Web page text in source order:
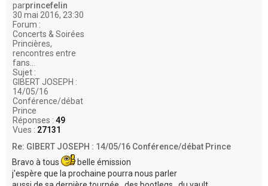
parprincefelin
30 mai 2016, 23:30
Forum :
Concerts & Soirées
Princières,
rencontres entre
fans...
Sujet :
GIBERT JOSEPH :
14/05/16
Conférence/débat
Prince
Réponses : 49
Vues : 27131
Re: GIBERT JOSEPH : 14/05/16 Conférence/débat Prince
Bravo à tous
belle émission
j'espère que la prochaine pourra nous parler